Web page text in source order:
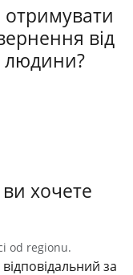
від
людини?
ви хочете
od regionu.
за